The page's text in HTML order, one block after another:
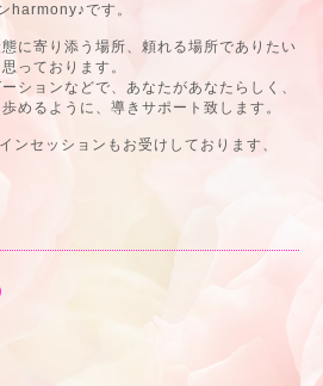
harmony♪です。
に寄り添う場所、頼れる場所でありたい
思っております。
ションなどで、あなたがあなたらしく、
めるように、導きサポート致します。
セッションもお受けしております、